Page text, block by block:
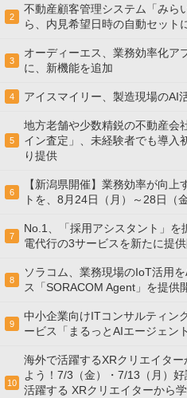
2
不動産顧客管理システム「みら
ら、内見希望日時の自動セット
3
オーディーエス、業務効率化ア
に、新機能を追加
4 アイスマイリー、製造現場のAI
5
地方老舗や少数精鋭の不動産会
イン査定」、未経験者でも導入
り提供
6
【新潟県開催】業務効率が向
トを、8月24日（月）～28日（
7
No.1、「採用アシスタント」を
電代行の3サービスを新たに提
8
ソラコム、業務現場のIoT活用
ス「SORACOM Agent」を提供
9
中小企業向けITコンサルティン
ービス「まるっとAIエージェン
10
海外で活躍するXRクリエイタ
よう！7/3（金）・7/13（月）
活躍する XRクリエイターから